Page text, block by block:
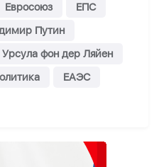
Евросоюз
ЕПС
Путин
Урсула фон дер Ляйен
ЕАЭС